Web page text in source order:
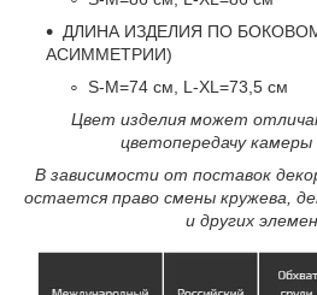
ДЛИНА ИЗДЕЛИЯ ПО
АСИММЕТРИИ)
S-M=74 см, L-XL=73,5 см
Цвет изделия может
цветопередачу камеры
В зависимости от поставок
остается право смены кружева,
и других